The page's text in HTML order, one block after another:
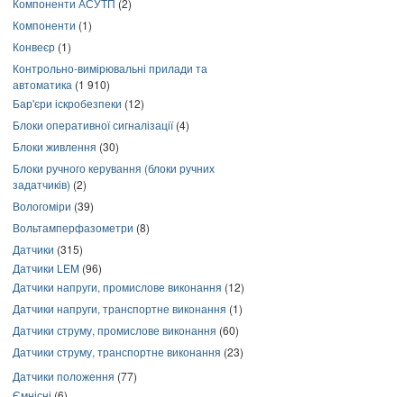
Компоненти АСУТП (2)
Компоненти (1)
Конвеєр (1)
Контрольно-вимірювальні прилади та
автоматика (1 910)
Бар'єри іскробезпеки (12)
Блоки оперативної сигналізації(4)
Блоки живлення (30)
Блоки ручного керування (блоки ручних
задатчиків) (2)
Вологоміри (39)
Вольтамперфазометри (8)
Датчики (315)
Датчики LEM (96)
Датчики напруги, промислове виконання (12)
Датчики напруги, транспортне виконання (1)
Датчики струму, промислове виконання (60)
Датчики струму, транспортне виконання (23)
Датчики положення (77)